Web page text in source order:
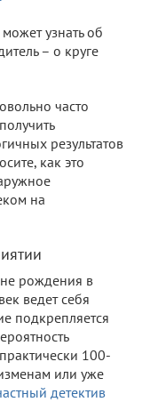
узнать об
– о круге
часто
результатов
как это
на
рождения в
ведет себя
подкрепляется
100-
или уже
детектив